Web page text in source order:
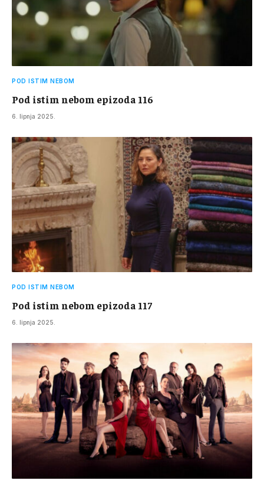
POD ISTIM NEBOM
Pod istim nebom epizoda 116
6. lipnja 2025.
POD ISTIM NEBOM
Pod istim nebom epizoda 117
6. lipnja 2025.